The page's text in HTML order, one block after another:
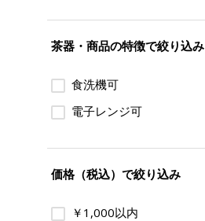
茶器・商品の特徴で絞り込み
食洗機可
電子レンジ可
価格（税込）で絞り込み
￥1,000以内